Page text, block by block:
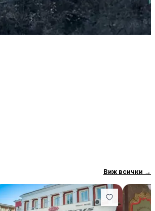
Виж всички →